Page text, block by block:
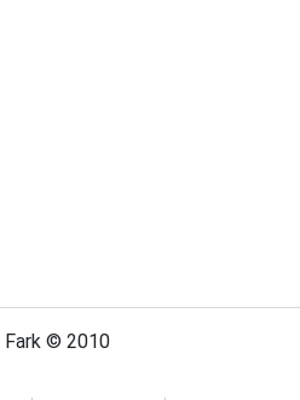
Fark © 2010